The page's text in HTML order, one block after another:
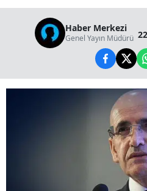
Haber Merkezi
Genel Yayın Müdürü